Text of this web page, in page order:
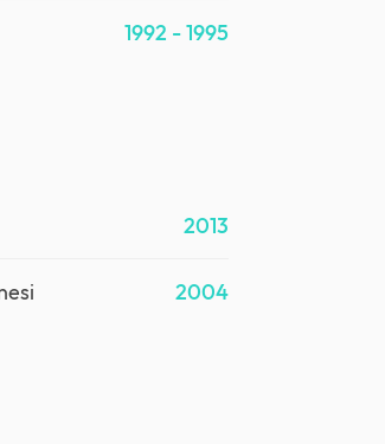
1992 - 1995
2013
2004